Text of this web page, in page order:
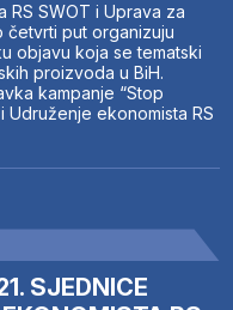
RS SWOT i Uprava za
četvrti put organizuju
objavu koja se tematski
proizvoda u BiH.
kampanje “Stop
Udruženje ekonomista RS
SJEDNICE